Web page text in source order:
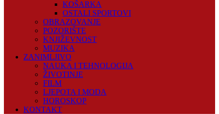
KOŠARKA
OSTALI SPORTOVI
OBRAZOVANJE
POZORIŠTE
KNJIŽEVNOST
MUZIKA
ZANIMLJIVO
NAUKA I TEHNOLOGIJA
ŽIVOTINJE
FILM
LJEPOTA I MODA
HOROSKOP
KONTAKT